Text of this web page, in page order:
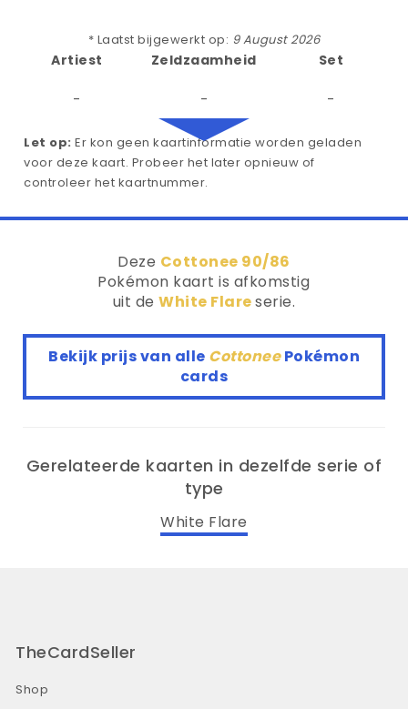
* Laatst bijgewerkt op: 9 August 2026
Artiest
-
Zeldzaamheid
-
Set
-
Let op: Er kon geen kaartinformatie worden geladen
voor deze kaart. Probeer het later opnieuw of
controleer het kaartnummer.
Deze Cottonee 90/86
Pokémon kaart is afkomstig
uit deWhite Flareserie.
Bekijk prijs van alle CottoneePokémon
cards
Gerelateerde kaarten in dezelfde serie of
type
White Flare
TheCardSeller
Shop